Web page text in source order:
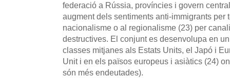
federació a Rússia, províncies i govern
augment dels sentiments anti-immigrants per
nacionalisme o al regionalisme (23) per
destructives. El conjunt es desenvolupa en
classes mitjanes als Estats Units, el Japó i
Unit i en els països europeus i asiàtics (24)
són més endeutades).